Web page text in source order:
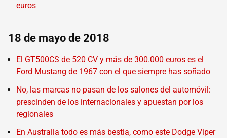
euros
18 de mayo de 2018
El GT500CS de 520 CV y más de 300.000 euros es el
Ford Mustang de 1967 con el que siempre has soñado
No, las marcas no pasan de los salones del automóvil:
prescinden de los internacionales y apuestan por los
regionales
En Australia todo es más bestia, como este Dodge Viper